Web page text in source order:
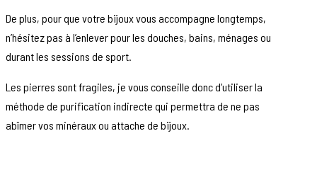
De plus, pour que votre bijoux vous accompagne longtemps,
n’hésitez pas à l’enlever pour les douches, bains, ménages ou
durant les sessions de sport.
Les pierres sont fragiles, je vous conseille donc d’utiliser la
méthode de purification indirecte qui permettra de ne pas
abîmer vos minéraux ou attache de bijoux.